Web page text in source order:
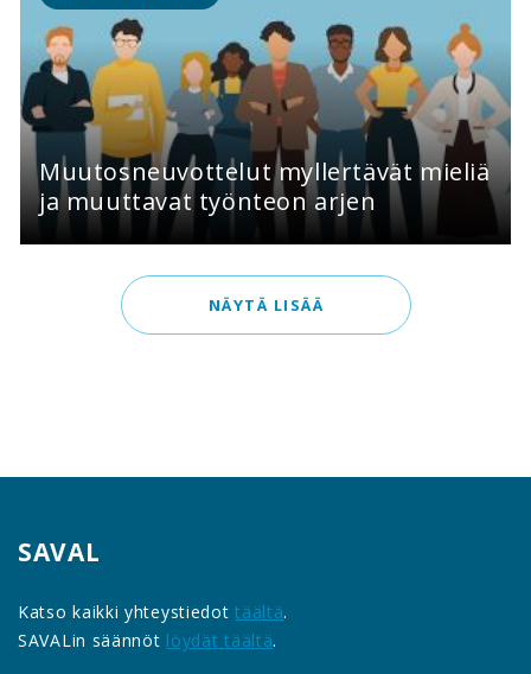
Muutosneuvottelut myllertävät mieliä
ja muuttavat työnteon arjen
NÄYTÄ LISÄÄ
SAVAL
Katso kaikki yhteystiedottäältä.
SAVALin säännöt löydät täältä.